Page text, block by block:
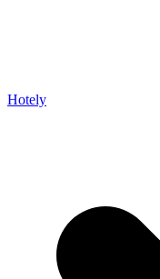
Hotely